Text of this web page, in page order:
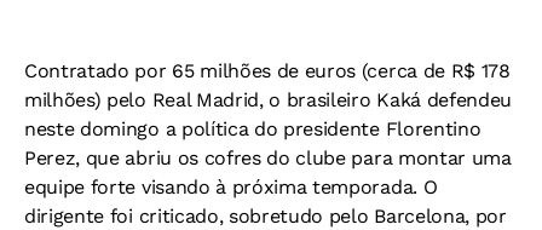
Contratado por 65 milhões de euros (cerca de R$ 178
milhões) pelo Real Madrid, o brasileiro Kaká defendeu
neste domingo a política do presidente Florentino
Perez, que abriu os cofres do clube para montar uma
equipe forte visando à próxima temporada. O
dirigente foi criticado, sobretudo pelo Barcelona, por